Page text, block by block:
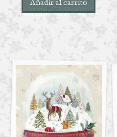
Añadir al carrito